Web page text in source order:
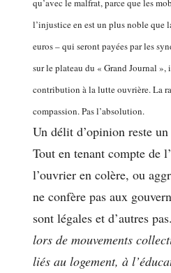
l’injustice en est un plus noble que
euros – qui seront payées par les
sur le plateau du « Grand Journal
contribution à la lutte ouvrière. La
compassion. Pas l’absolution.
Un délit d’opinion reste
Tout en tenant compte de
l’ouvrier en colère, ou
ne confère pas aux
sont légales et d’autres
lors de mouvements
liés au logement, à